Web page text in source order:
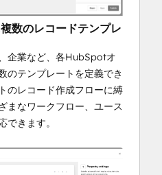
数のレコードテンプレ
企業など、各HubSpotオ
のテンプレートを定義でき
のレコード作成フローに縛
まなワークフロー、ユース
できます。